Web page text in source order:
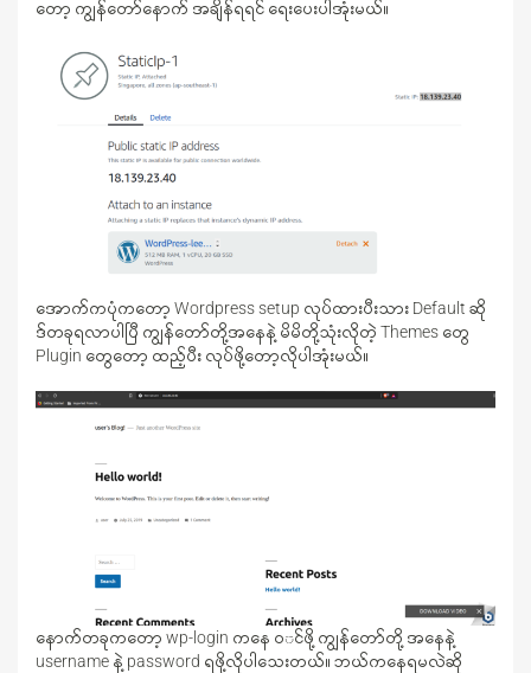
တော့ ကျွန်တော်နောက် အချိန်ရရင် ရေးပေးပါအုံးမယ်။
အောက်ကပုံကတော့ Wordpress setup လုပ်ထားပီးသား Default ဆို
ဒ်တခုရလာပါပြီ ကျွန်တော်တို့အနေနဲ့ မိမိတို့သုံးလိုတဲ့ Themes တွေ
Plugin တွေတော့ ထည့်ပီး လုပ်ဖို့တော့လိုပါအုံးမယ်။
နောက်တခုကတော့ wp-login ကနေ ၀င်ဖို့ ကျွန်တော်တို့ အနေနဲ့
username နဲ့ password ရဖို့လိုပါသေးတယ်။ ဘယ်ကနေရမလဲဆို